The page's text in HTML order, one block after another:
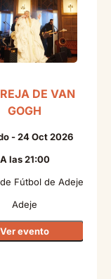
DE VAN
GOGH
- 24 Oct 2026
A las 21:00
Fútbol de Adeje
Adeje
Ver evento